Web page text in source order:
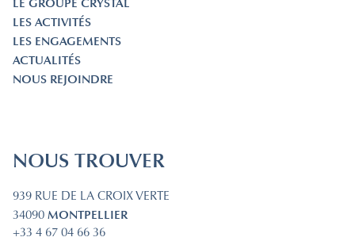
LE GROUPE CRYSTAL
LES ACTIVITÉS
LES ENGAGEMENTS
ACTUALITÉS
NOUS REJOINDRE
NOUS TROUVER
939 RUE DE LA CROIX VERTE
34090 MONTPELLIER
+33 4 67 04 66 36